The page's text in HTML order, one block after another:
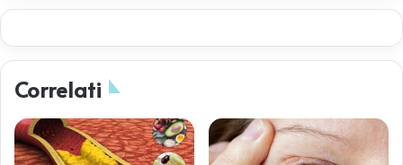
Correlati